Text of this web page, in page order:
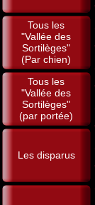
Tous les
"Vallée des
Sortilèges"
(Par chien)
Tous les
"Vallée des
Sortilèges"
(par portée)
Les disparus